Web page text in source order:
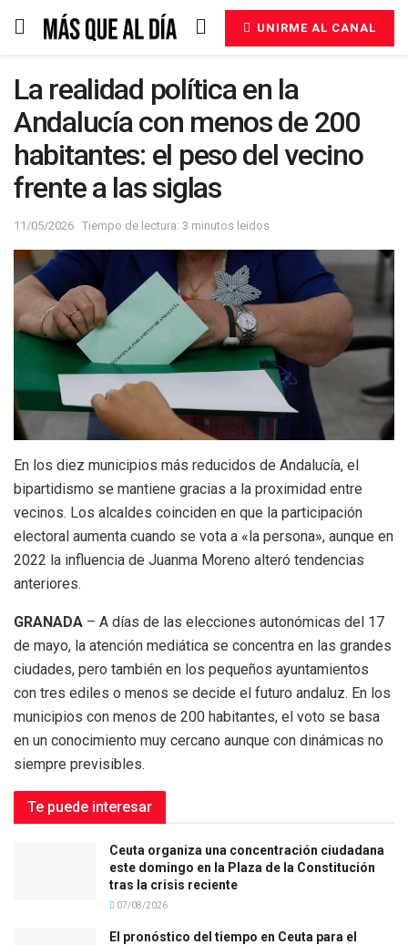
UNIRME AL CANAL
La realidad política en la
Andalucía con menos de 200
habitantes: el peso del vecino
frente a las siglas
11/05/2026 Tiempo de lectura: 3 minutos leidos
En los diez municipios más reducidos de Andalucía, el
bipartidismo se mantiene gracias a la proximidad entre
vecinos. Los alcaldes coinciden en que la participación
electoral aumenta cuando se vota a «la persona», aunque en
2022 la influencia de Juanma Moreno alteró tendencias
anteriores.
GRANADA – A días de las elecciones autonómicas del 17
de mayo, la atención mediática se concentra en las grandes
ciudades, pero también en los pequeños ayuntamientos
con tres ediles o menos se decide el futuro andaluz. En los
municipios con menos de 200 habitantes, el voto se basa
en un conocimiento muy cercano aunque con dinámicas no
siempre previsibles.
Te puede interesar
Ceuta organiza una concentración ciudadana
este domingo en la Plaza de la Constitución
tras la crisis reciente
07/08/2026
El pronóstico del tiempo en Ceuta para el